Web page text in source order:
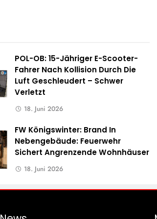
POL-OB: 15-Jähriger E-Scooter-
Fahrer Nach Kollision Durch Die
Luft Geschleudert – Schwer
Verletzt
18. Juni 2026
FW Königswinter: Brand In
Nebengebäude: Feuerwehr
Sichert Angrenzende Wohnhäuser
18. Juni 2026